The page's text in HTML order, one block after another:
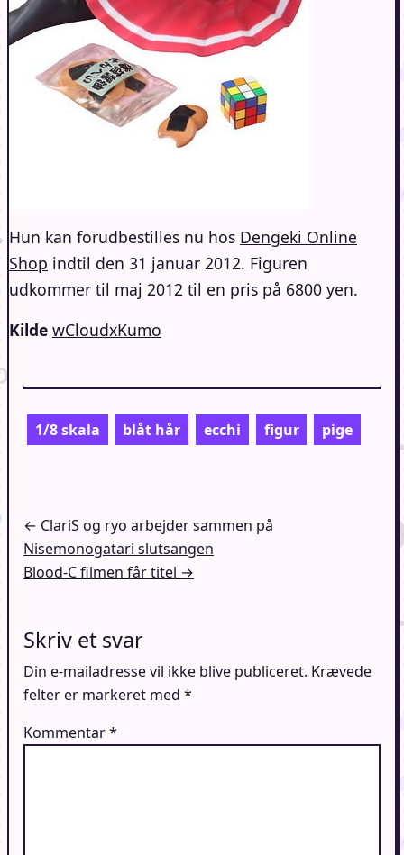
Hun kan forudbestilles nu hos Dengeki Online
Shop indtil den 31 januar 2012. Figuren
udkommer til maj 2012 til en pris på 6800 yen.
Kilde wCloudxKumo
1/8 skala blåt hår ecchi figur pige
Indlægsnavigation
← ClariS og ryo arbejder sammen på
Nisemonogatari slutsangen
Blood-C filmen får titel →
Skriv et svar
Din e-mailadresse vil ikke blive publiceret. Krævede
felter er markeret med *
Kommentar*